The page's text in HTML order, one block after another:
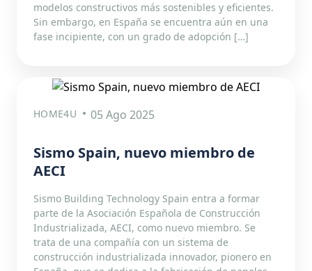
modelos constructivos más sostenibles y eficientes.
Sin embargo, en España se encuentra aún en una
fase incipiente, con un grado de adopción […]
HOME4U 05 Ago 2025
Sismo Spain, nuevo miembro de
AECI
Sismo Building Technology Spain entra a formar
parte de la Asociación Española de Construcción
Industrializada, AECI, como nuevo miembro. Se
trata de una compañía con un sistema de
construcción industrializada innovador, pionero en